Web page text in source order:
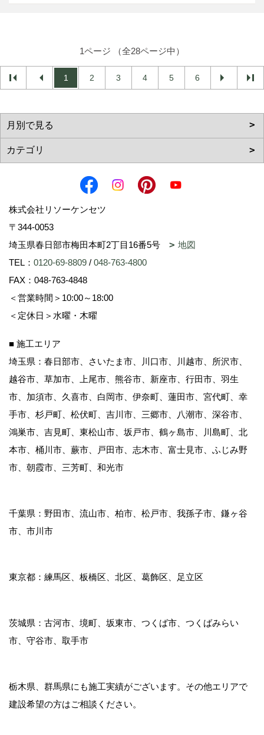
1ページ （全28ページ中）
1 2 3 4 5 6
株式会社リソーケンセツ
〒344-0053
埼玉県春日部市梅田本町2丁目16番5号
地図
TEL： 0120-69-8809 / 048-763-4800
FAX：048-763-4848
＜営業時間＞10:00～18:00
＜定休日＞水曜・木曜
■ 施工エリア
埼玉県：春日部市、さいたま市、川口市、川越市、所沢市、
越谷市、草加市、上尾市、熊谷市、新座市、行田市、羽生
市、加須市、久喜市、白岡市、伊奈町、蓮田市、宮代町、幸
手市、杉戸町、松伏町、吉川市、三郷市、八潮市、深谷市、
鴻巣市、吉見町、東松山市、坂戸市、鶴ヶ島市、川島町、北
本市、桶川市、蕨市、戸田市、志木市、富士見市、ふじみ野
市、朝霞市、三芳町、和光市
千葉県：野田市、流山市、柏市、松戸市、我孫子市、鎌ヶ谷
市、市川市
東京都：練馬区、板橋区、北区、葛飾区、足立区
茨城県：古河市、境町、坂東市、つくば市、つくばみらい
市、守谷市、取手市
栃木県、群馬県にも施工実績がございます。その他エリアで
建設希望の方はご相談ください。